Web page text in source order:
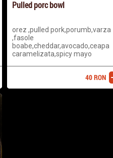
Pulled porc bowl
orez ,pulled pork,porumb,varza
,fasole
boabe,cheddar,avocado,ceapa
caramelizata,spicy mayo
40RON